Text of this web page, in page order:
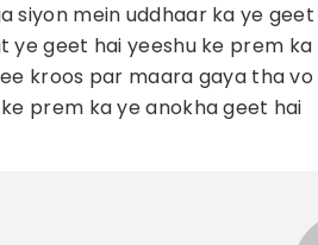
siyon mein uddhaar ka ye geet
ye geet hai yeeshu ke prem ka
kroos par maara gaya tha vo
prem ka ye anokha geet hai